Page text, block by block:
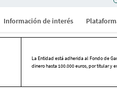
Información de interés
La Entidad está adherida al Fondo de
dinero hasta 100.000 euros, por titular y